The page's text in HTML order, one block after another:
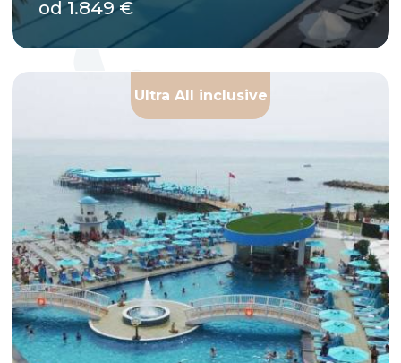
od 1.849 €
Ultra All inclusive